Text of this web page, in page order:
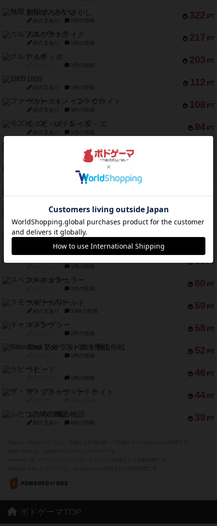
322 PT
無限まちがいさがし
紹介文あり 2件の投稿
217 PT
ガルフストライク
紹介文あり 1件の投稿
203 PT
クルティボ
1件の投稿
112 PT
1809
紹介文あり 1件の投稿
108 PT
ファースト・イン・フライト
紹介文あり 3件の投稿
94 PT
モズビ－ズ・レイダ－ズ
紹介文あり 1件の投稿
PT
2件の投稿
PT
2件の投稿
75 PT
PT
リスボン・トラム 28
紹介文あり 9件の投稿
73 PT
アマナイト
紹介文なし 1件の投稿
66 PT
1件の投稿
60 PT
スペクタキュラー
1件の投稿
59 PT
スモールワールド
紹介文あり 13件の投稿
58 PT
ギャンブラー
2件の投稿
52 PT
Bitter End ブタペスト救出作戦
1件の投稿
46 PT
ラピード
1件の投稿
44 PT
ザ・フラッフィー・ライト
39 PT
ふたつの城の物語
紹介文あり 6件の投稿
ボドゲーマTOP